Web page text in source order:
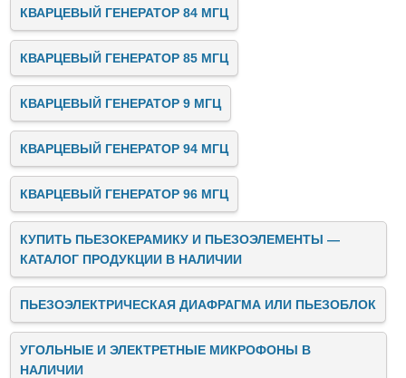
КВАРЦЕВЫЙ ГЕНЕРАТОР 84 МГЦ
КВАРЦЕВЫЙ ГЕНЕРАТОР 85 МГЦ
КВАРЦЕВЫЙ ГЕНЕРАТОР 9 МГЦ
КВАРЦЕВЫЙ ГЕНЕРАТОР 94 МГЦ
КВАРЦЕВЫЙ ГЕНЕРАТОР 96 МГЦ
КУПИТЬ ПЬЕЗОКЕРАМИКУ И ПЬЕЗОЭЛЕМЕНТЫ —
КАТАЛОГ ПРОДУКЦИИ В НАЛИЧИИ
ПЬЕЗОЭЛЕКТРИЧЕСКАЯ ДИАФРАГМА ИЛИ ПЬЕЗОБЛОК
УГОЛЬНЫЕ И ЭЛЕКТРЕТНЫЕ МИКРОФОНЫ В
НАЛИЧИИ